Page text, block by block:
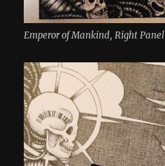
Emperor of Mankind, Right Panel